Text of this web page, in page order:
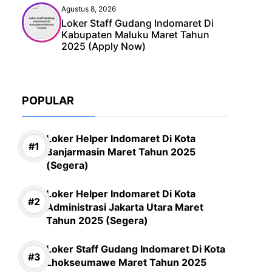
Agustus 8, 2026
Loker Staff Gudang Indomaret Di
Kabupaten Maluku Maret Tahun
2025 (Apply Now)
POPULAR
Loker Helper Indomaret Di Kota
Banjarmasin Maret Tahun 2025
(Segera)
Loker Helper Indomaret Di Kota
Administrasi Jakarta Utara Maret
Tahun 2025 (Segera)
Loker Staff Gudang Indomaret Di Kota
Lhokseumawe Maret Tahun 2025